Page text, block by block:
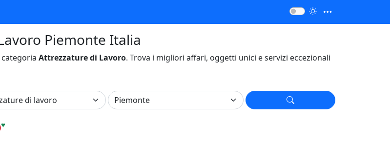
Piemonte Italia
Attrezzature di Lavoro. Trova i migliori affari, oggetti unici e servizi eccezionali
♥